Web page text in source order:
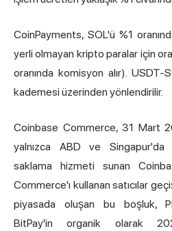
CoinPayments, SOL'ü %1
yerli olmayan kripto paralar için
oranında komisyon alır).
kademesi üzerinden yönlendirilir.
Coinbase Commerce, 31 Mart
yalnızca ABD ve Singapur'da
saklama hizmeti sunan
Commerce'ı kullanan satıcılar
piyasada oluşan bu boşluk,
BitPay'in organik olarak